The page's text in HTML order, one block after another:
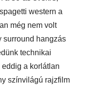
western a
még nem volt
surround hangzás
technikai
a korlátlan
színvilágú rajzfilm